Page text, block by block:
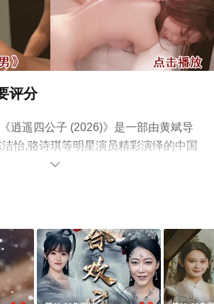
评分
逍遥四公子 (2026)》是一部由黄斌导
怡,骆诗琪等明星演员精彩演绎的中国
剧情已揭晓（1-1全集），手机免费观
视剧、电视猫或剧情网等平台了解。
